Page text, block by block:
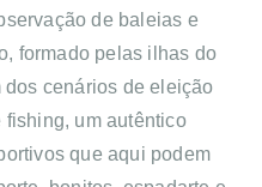
de baleias e
formado pelas ilhas do
dos cenários de eleição
fishing, um autêntico
que aqui podem